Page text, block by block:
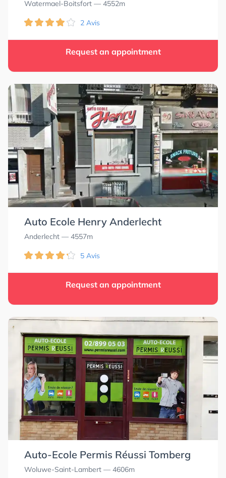
Watermael-Boitsfort — 4552m
2 Avis
Request an appointment
Auto Ecole Henry Anderlecht
Anderlecht — 4557m
5 Avis
Request an appointment
Auto-Ecole Permis Réussi Tomberg
Woluwe-Saint-Lambert — 4606m